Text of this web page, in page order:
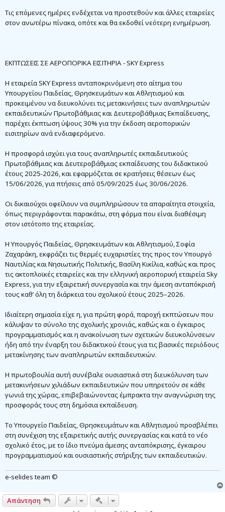
Τις επόμενες ημέρες ενδέχεται να προστεθούν και άλλες εταιρείες
στον ανωτέρω πίνακα, οπότε και θα εκδοθεί νεότερη ενημέρωση.
ΕΚΠΤΩΣΕΙΣ ΣΕ ΑΕΡΟΠΟΡΙΚΑ ΕΙΣΙΤΗΡΙΑ - SKY Express
H εταιρεία SKY Express ανταποκρινόμενη στο αίτημα του
Υπουργείου Παιδείας, Θρησκευμάτων και Αθλητισμού και
προκειμένου να διευκολύνει τις μετακινήσεις των αναπληρωτών
εκπαιδευτικών Πρωτοβάθμιας και Δευτεροβάθμιας Εκπαίδευσης,
παρέχει έκπτωση ύψους 30% για την έκδοση αεροπορικών
εισιτηρίων ανά ενδιαφερόμενο.
Η προσφορά ισχύει για τους αναπληρωτές εκπαιδευτικούς
Πρωτοβάθμιας και Δευτεροβάθμιας εκπαίδευσης του διδακτικού
έτους 2025-2026, και εφαρμόζεται σε κρατήσεις θέσεων έως
15/06/2026, για πτήσεις από 05/09/2025 έως 30/06/2026.
Οι δικαιούχοι οφείλουν να συμπληρώσουν τα απαραίτητα στοιχεία,
όπως περιγράφονται παρακάτω, στη φόρμα που είναι διαθέσιμη
στον ιστότοπο της εταιρείας.
Η Υπουργός Παιδείας, Θρησκευμάτων και Αθλητισμού, Σοφία
Ζαχαράκη, εκφράζει τις θερμές ευχαριστίες της προς τον Υπουργό
Ναυτιλίας και Νησιωτικής Πολιτικής, Βασίλη Κικίλια, καθώς και προς
τις ακτοπλοϊκές εταιρείες και την ελληνική αεροπορική εταιρεία Sky
Express, για την εξαιρετική συνεργασία και την άμεση ανταπόκρισή
τους καθ’ όλη τη διάρκεια του σχολικού έτους 2025–2026.
Ιδιαίτερη σημασία είχε η, για πρώτη φορά, παροχή εκπτώσεων που
κάλυψαν το σύνολο της σχολικής χρονιάς, καθώς και ο έγκαιρος
προγραμματισμός και η ανακοίνωση των σχετικών διευκολύνσεων
ήδη από την έναρξη του διδακτικού έτους για τις βασικές περιόδους
μετακίνησης των αναπληρωτών εκπαιδευτικών.
Η πρωτοβουλία αυτή συνέβαλε ουσιαστικά στη διευκόλυνση των
μετακινήσεων χιλιάδων εκπαιδευτικών που υπηρετούν σε κάθε
γωνιά της χώρας, επιβεβαιώνοντας έμπρακτα την αναγνώριση της
προσφοράς τους στη δημόσια εκπαίδευση.
Το Υπουργείο Παιδείας, Θρησκευμάτων και Αθλητισμού προσβλέπει
στη συνέχιση της εξαιρετικής αυτής συνεργασίας και κατά το νέο
σχολικό έτος, με το ίδιο πνεύμα άμεσης ανταπόκρισης, έγκαιρου
προγραμματισμού και ουσιαστικής στήριξης των εκπαιδευτικών.
e-selides team ©
Απάντηση Γρήγορα εργαλεία συντονισμού